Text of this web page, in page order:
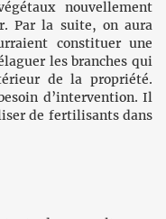
nouvellement
Par la suite, on aura
constituer une
les branches qui
de la propriété.
d’intervention. Il
de fertilisants dans